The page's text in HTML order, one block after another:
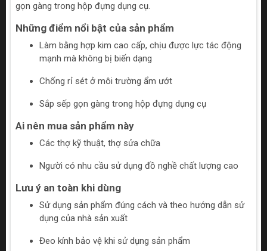
gọn gàng trong hộp đựng dụng cụ.
Những điểm nổi bật của sản phẩm
Làm bằng hợp kim cao cấp, chịu được lực tác động
mạnh mà không bị biến dạng
Chống rỉ sét ở môi trường ẩm ướt
Sắp sếp gọn gàng trong hộp đựng dụng cụ
Ai nên mua sản phẩm này
Các thợ kỹ thuật, thợ sửa chữa
Người có nhu cầu sử dụng đồ nghề chất lượng cao
Lưu ý an toàn khi dùng
Sử dụng sản phẩm đúng cách và theo hướng dẫn sử
dụng của nhà sản xuất
Đeo kính bảo vệ khi sử dụng sản phẩm